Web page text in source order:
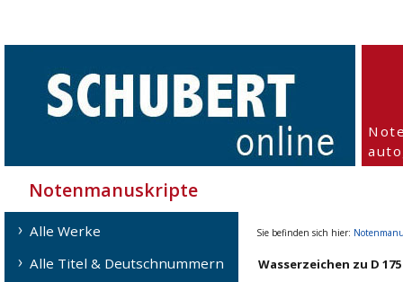
Notenmanuskripte
Alle Werke
Alle Titel & Deutschnummern
Sie befinden sich hier:
Wasserzeichen zu D